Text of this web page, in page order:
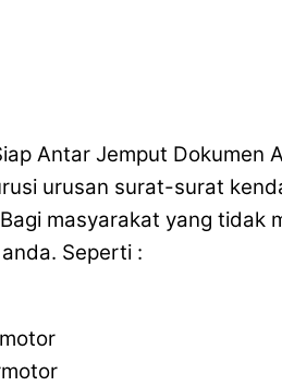
Antar Jemput Dokumen
urusan surat-surat
masyarakat yang tidak
Seperti :